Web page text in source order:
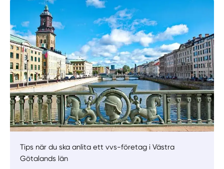
Manuellt Få hjälp
Välj tillvägagångssätt
Tips när du ska anlita ett vvs-företag i Västra
Götalands län